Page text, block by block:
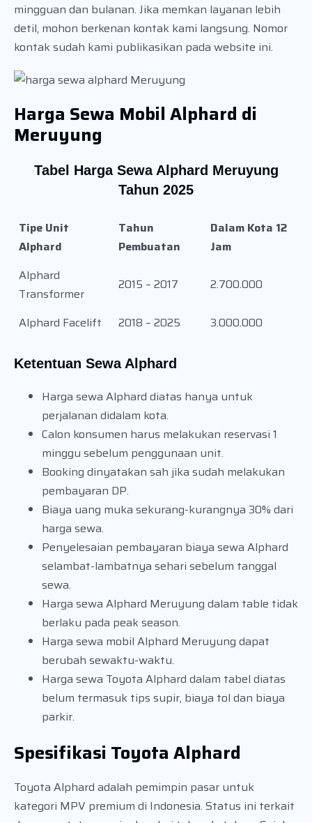
mingguan dan bulanan. Jika memkan layanan lebih
detil, mohon berkenan kontak kami langsung. Nomor
kontak sudah kami publikasikan pada website ini.
Harga Sewa Mobil Alphard di
Meruyung
Tabel Harga Sewa Alphard Meruyung
Tahun 2025
Tipe Unit
Alphard
Tahun
Pembuatan
Dalam Kota 12
Jam
Alphard
Transformer
2015 – 2017 2.700.000
Alphard Facelift 2018 – 2025 3.000.000
Ketentuan Sewa Alphard
Harga sewa Alphard diatas hanya untuk
perjalanan didalam kota.
Calon konsumen harus melakukan reservasi 1
minggu sebelum penggunaan unit.
Booking dinyatakan sah jika sudah melakukan
pembayaran DP.
Biaya uang muka sekurang-kurangnya 30% dari
harga sewa.
Penyelesaian pembayaran biaya sewa Alphard
selambat-lambatnya sehari sebelum tanggal
sewa.
Harga sewa Alphard Meruyung dalam table tidak
berlaku pada peak season.
Harga sewa mobil Alphard Meruyung dapat
berubah sewaktu-waktu.
Harga sewa Toyota Alphard dalam tabel diatas
belum termasuk tips supir, biaya tol dan biaya
parkir.
Spesifikasi Toyota Alphard
Toyota Alphard adalah pemimpin pasar untuk
kategori MPV premium di Indonesia. Status ini terkait